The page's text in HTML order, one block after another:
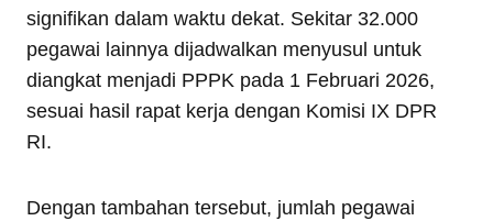
signifikan dalam waktu dekat. Sekitar 32.000
pegawai lainnya dijadwalkan menyusul untuk
diangkat menjadi PPPK pada 1 Februari 2026,
sesuai hasil rapat kerja dengan Komisi IX DPR
RI.
Dengan tambahan tersebut, jumlah pegawai